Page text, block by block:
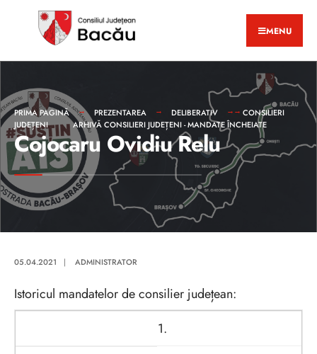
MENU
PRIMA PAGINĂ PREZENTAREA DELIBERATIV
CONSILIERI
JUDEȚENI
ARHIVĂ CONSILIERI JUDEȚENI - MANDATE ÎNCHEIATE
Cojocaru Ovidiu Relu
05.04.2021 | ADMINISTRATOR
Istoricul mandatelor de consilier județean:
1.